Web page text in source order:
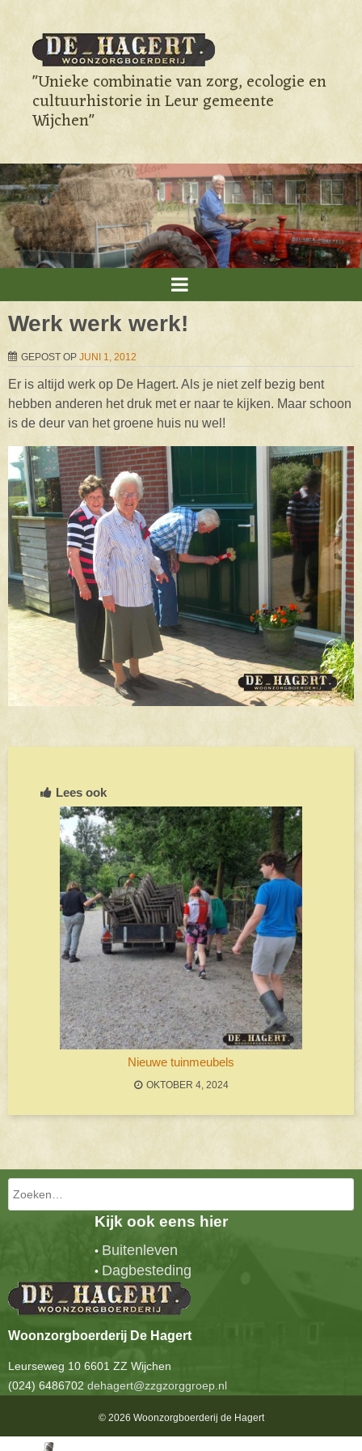
"Unieke combinatie van zorg, ecologie en
cultuurhistorie in Leur gemeente
Wijchen"
Werk werk werk!
GEPOST OP JUNI 1, 2012
Er is altijd werk op De Hagert. Als je niet zelf bezig bent
hebben anderen het druk met er naar te kijken. Maar schoon
is de deur van het groene huis nu wel!
Lees ook
Nieuwe tuinmeubels
OKTOBER 4, 2024
Bericht navigatie
Zoeken
Kijk ook eens hier
• Buitenleven
• Dagbesteding
Woonzorgboerderij De Hagert
Leurseweg 10 6601 ZZ Wijchen
(024) 6486702 dehagert@zzgzorggroep.nl
© 2026 Woonzorgboerderij de Hagert